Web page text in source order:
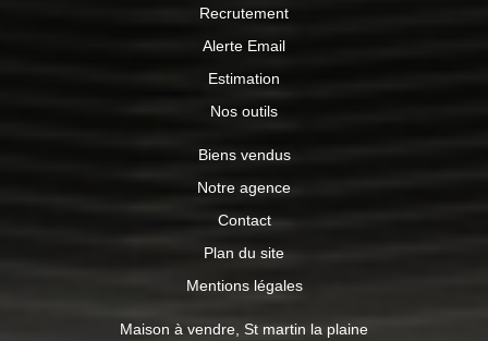
Recrutement
Alerte Email
Estimation
Nos outils
Biens vendus
Notre agence
Contact
Plan du site
Mentions légales
Maison à vendre, St martin la plaine